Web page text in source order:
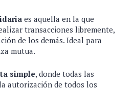
es aquella en la que
transacciones libremente,
de los demás. Ideal para
mutua.
simple, donde todas las
autorización de todos los